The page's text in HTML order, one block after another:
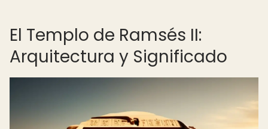
El Templo de Ramsés II:
Arquitectura y Significado